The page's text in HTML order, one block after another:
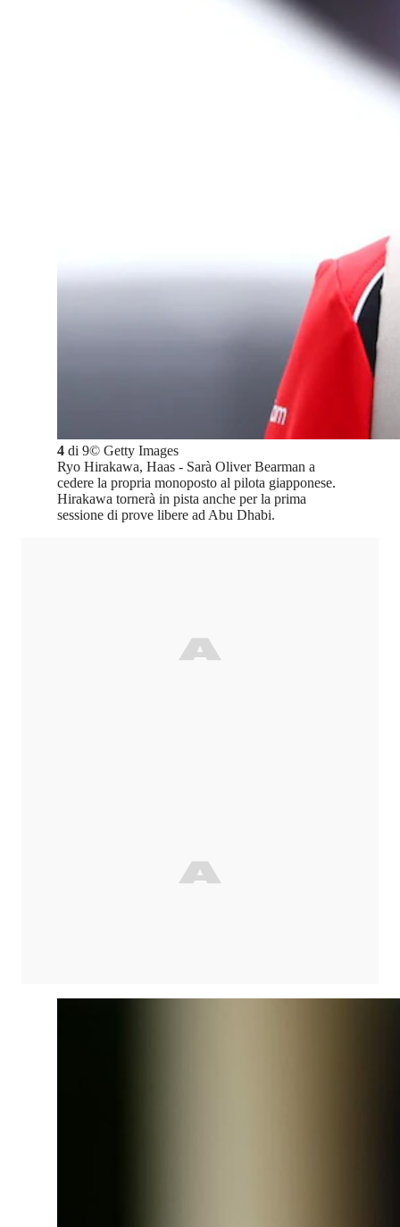
4 di 9© Getty Images
Ryo Hirakawa, Haas - Sarà Oliver Bearman a
cedere la propria monoposto al pilota giapponese.
Hirakawa tornerà in pista anche per la prima
sessione di prove libere ad Abu Dhabi.